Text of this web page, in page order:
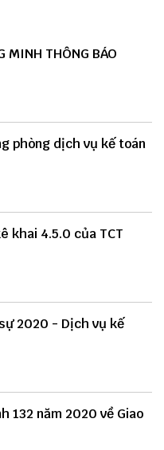
MINH THÔNG BÁO
phòng dịch vụ kế toán
khai 4.5.0 của TCT
2020 - Dịch vụ kế
132 năm 2020 về Giao